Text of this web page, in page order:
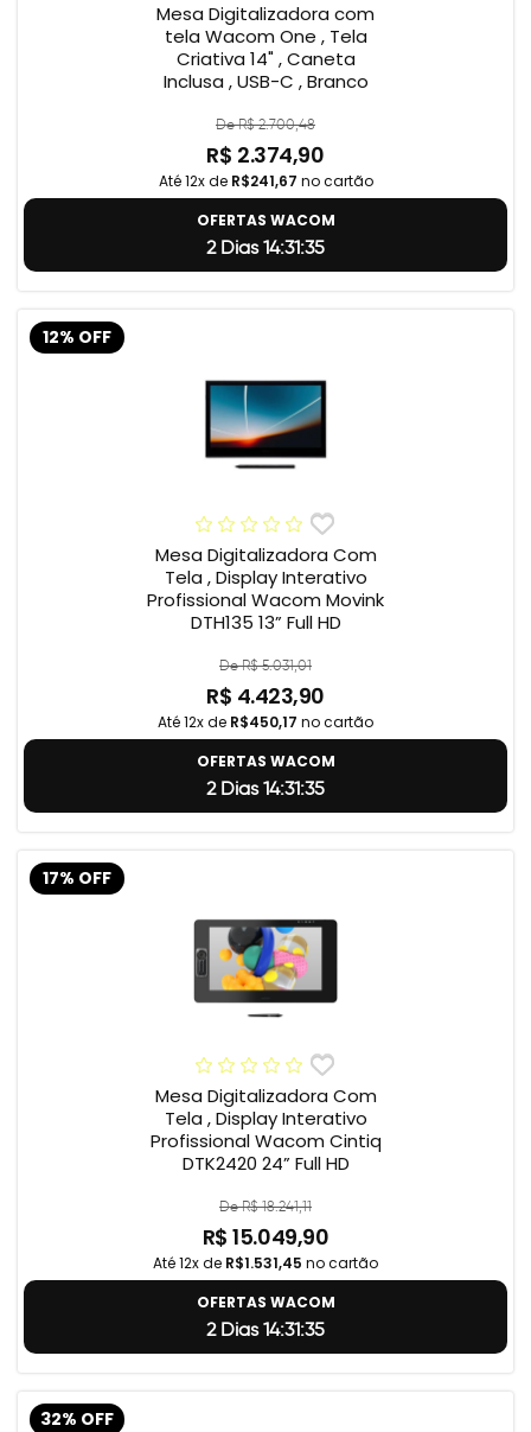
Mesa Digitalizadora com
tela Wacom One , Tela
Criativa 14" , Caneta
Inclusa , USB-C , Branco
De R$ 2.700,48
R$ 2.374,90
Até 12x de R$241,67 no cartão
OFERTAS WACOM
2 Dias 14:31:34
12% OFF
Mesa Digitalizadora Com
Tela , Display Interativo
Profissional Wacom Movink
DTH135 13” Full HD
De R$ 5.031,01
R$ 4.423,90
Até 12x de R$450,17 no cartão
OFERTAS WACOM
2 Dias 14:31:34
17% OFF
Mesa Digitalizadora Com
Tela , Display Interativo
Profissional Wacom Cintiq
DTK2420 24” Full HD
De R$ 18.241,11
R$ 15.049,90
Até 12x de R$1.531,45 no cartão
OFERTAS WACOM
2 Dias 14:31:34
32% OFF